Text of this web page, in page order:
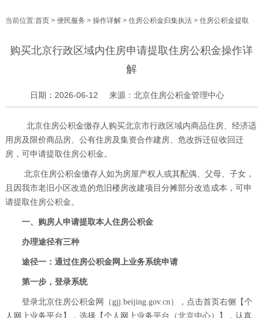
当前位置:首页> 便民服务 > 操作详解> 住房公积金归集执法> 住房公积金提取
购买北京行政区域内住房申请提取住房公积金操作详
解
日期：2026-06-12 来源：北京住房公积金管理中心
北京住房公积金缴存人购买北京市行政区域内商品住房、经济适
用房及限价商品房、公有住房及集资合作建房、危改拆迁征收回迁
房，可申请提取住房公积金。
北京住房公积金缴存人如为房屋产权人或其配偶、父母、子女，
且因我市老旧小区改造的危旧楼房改建项目分摊部分改造成本，可申
请提取住房公积金。
一、购房人申请提取本人住房公积金
办理途径有三种
途径一：通过住房公积金网上业务系统申请
第一步，登录系统
登录北京住房公积金网（gjj.beijing.gov.cn），点击首页右侧【个
人网上业务平台】，选择【个人网上业务平台（北京中心）】，认真